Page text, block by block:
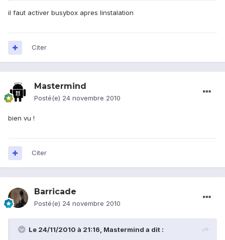
il faut activer busybox apres linstalation
Citer
Mastermind
Posté(e) 24 novembre 2010
bien vu !
Citer
Barricade
Posté(e) 24 novembre 2010
Le 24/11/2010 à 21:16, Mastermind a dit :